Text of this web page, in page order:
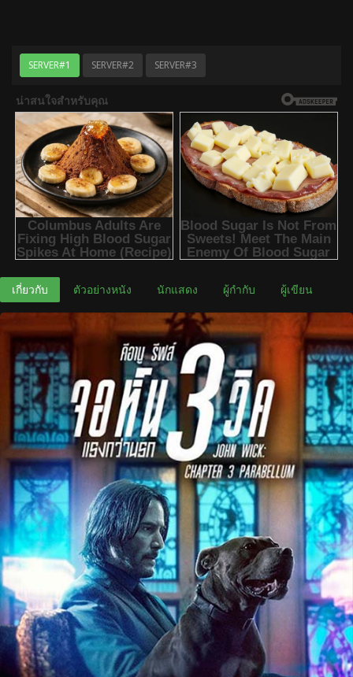
SERVER#1 SERVER#2 SERVER#3
เกี่ยวกับ ตัวอย่างหนัง นักแสดง ผู้กำกับ ผู้เขียน